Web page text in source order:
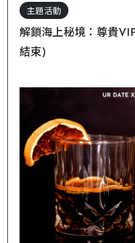
主題活動
解鎖海上秘境：尊貴
結束)